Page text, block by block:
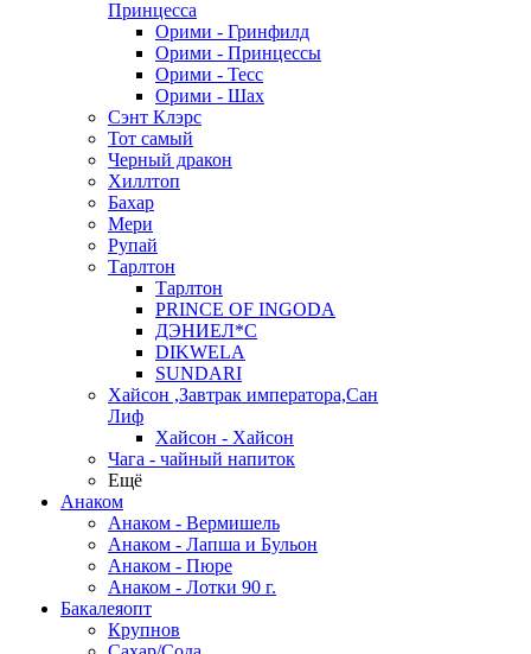
Принцесса
Орими - Гринфилд
Орими - Принцессы
Орими - Тесс
Орими - Шах
Сэнт Клэрс
Тот самый
Черный дракон
Хиллтоп
Бахар
Мери
Рупай
Тарлтон
Тарлтон
PRINCE OF INGODA
ДЭНИЕЛ*С
DIKWELA
SUNDARI
Хайсон ,Завтрак императора,Сан
Лиф
Хайсон - Хайсон
Чага - чайный напиток
Ещё
Анаком
Анаком - Вермишель
Анаком - Лапша и Бульон
Анаком - Пюре
Анаком - Лотки 90 г.
Бакалеяопт
Крупнов